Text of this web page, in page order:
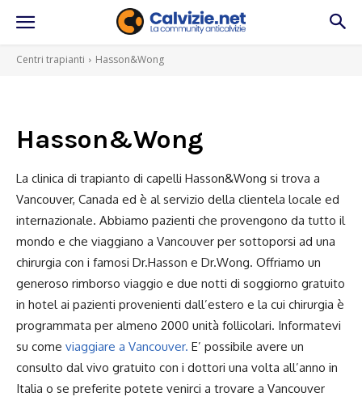
Centri trapianti Hasson&Wong
Hasson&Wong
La clinica di trapianto di capelli Hasson&Wong si trova a
Vancouver, Canada ed è al servizio della clientela locale ed
internazionale. Abbiamo pazienti che provengono da tutto il
mondo e che viaggiano a Vancouver per sottoporsi ad una
chirurgia con i famosi Dr.Hasson e Dr.Wong. Offriamo un
generoso rimborso viaggio e due notti di soggiorno gratuito
in hotel ai pazienti provenienti dall’estero e la cui chirurgia è
programmata per almeno 2000 unità follicolari. Informatevi
su come viaggiare a Vancouver. E’ possibile avere un
consulto dal vivo gratuito con i dottori una volta all’anno in
Italia o se preferite potete venirci a trovare a Vancouver